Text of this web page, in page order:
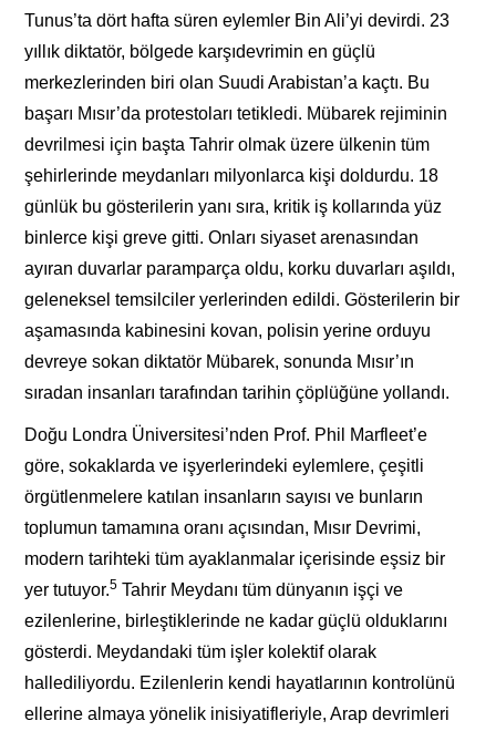
Tunus’ta dört hafta süren eylemler Bin Ali’yi devirdi. 23
yıllık diktatör, bölgede karşıdevrimin en güçlü
merkezlerinden biri olan Suudi Arabistan’a kaçtı. Bu
başarı Mısır’da protestoları tetikledi. Mübarek rejiminin
devrilmesi için başta Tahrir olmak üzere ülkenin tüm
şehirlerinde meydanları milyonlarca kişi doldurdu. 18
günlük bu gösterilerin yanı sıra, kritik iş kollarında yüz
binlerce kişi greve gitti. Onları siyaset arenasından
ayıran duvarlar paramparça oldu, korku duvarları aşıldı,
geleneksel temsilciler yerlerinden edildi. Gösterilerin bir
aşamasında kabinesini kovan, polisin yerine orduyu
devreye sokan diktatör Mübarek, sonunda Mısır’ın
sıradan insanları tarafından tarihin çöplüğüne yollandı.
Doğu Londra Üniversitesi’nden Prof. Phil Marfleet’e
göre, sokaklarda ve işyerlerindeki eylemlere, çeşitli
örgütlenmelere katılan insanların sayısı ve bunların
toplumun tamamına oranı açısından, Mısır Devrimi,
modern tarihteki tüm ayaklanmalar içerisinde eşsiz bir
yer tutuyor.5 Tahrir Meydanı tüm dünyanın işçi ve
ezilenlerine, birleştiklerinde ne kadar güçlü olduklarını
gösterdi. Meydandaki tüm işler kolektif olarak
hallediliyordu. Ezilenlerin kendi hayatlarının kontrolünü
ellerine almaya yönelik inisiyatifleriyle, Arap devrimleri